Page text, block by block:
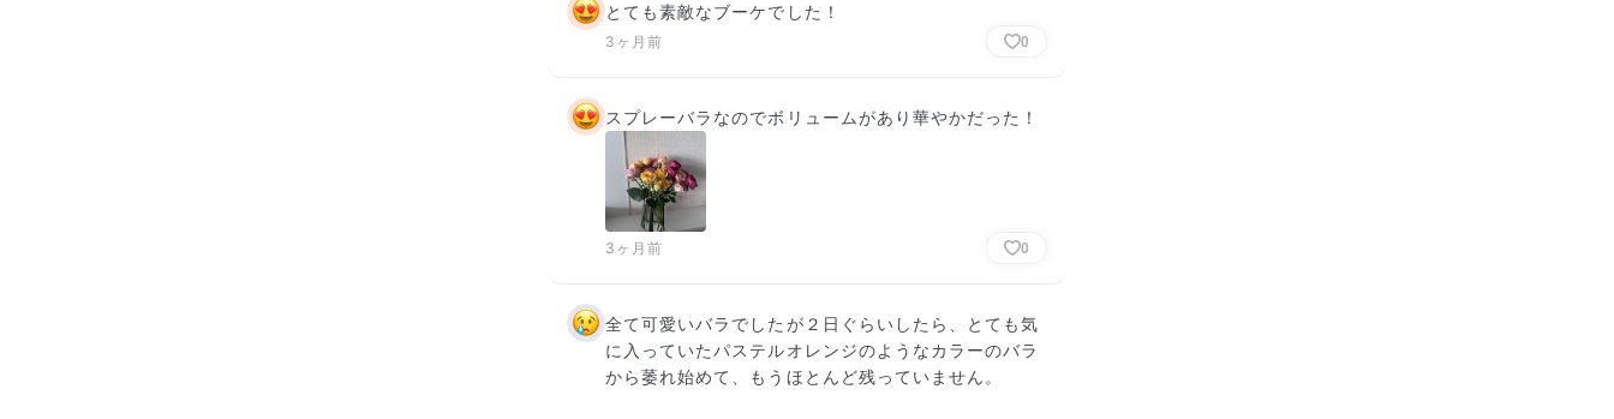
とても素敵なブーケでした！
3ヶ月前 0
スプレーバラなのでボリュームがあり華やかだった！
3ヶ月前 0
全て可愛いバラでしたが２日ぐらいしたら、とても気
に入っていたパステルオレンジのようなカラーのバラ
から萎れ始めて、もうほとんど残っていません。